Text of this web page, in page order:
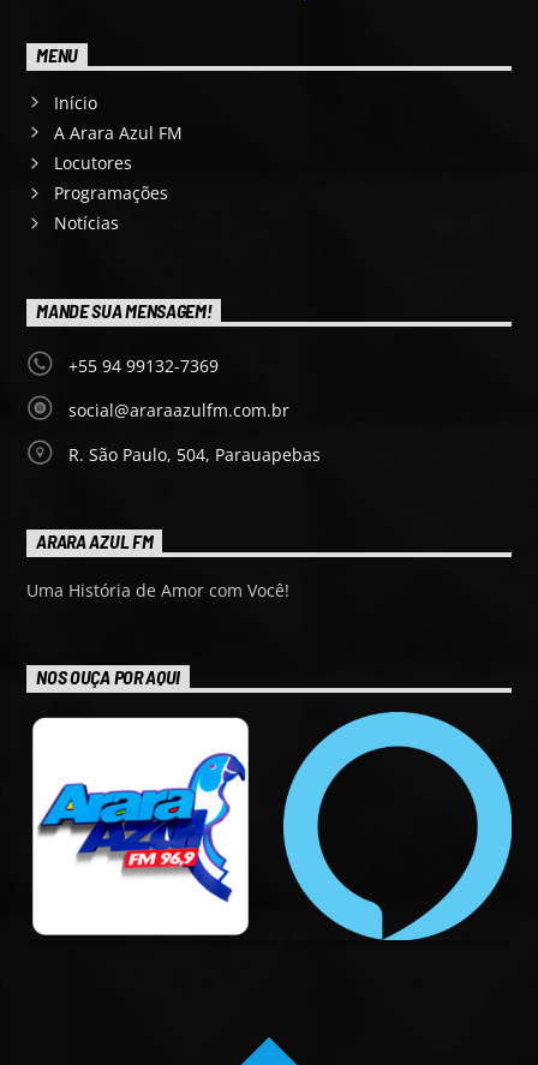
MENU
Início
A Arara Azul FM
Locutores
Programações
Notícias
MANDE SUA MENSAGEM!
+55 94 99132-7369
social@araraazulfm.com.br
R. São Paulo, 504, Parauapebas
ARARA AZUL FM
Uma História de Amor com Você!
NOS OUÇA POR AQUI